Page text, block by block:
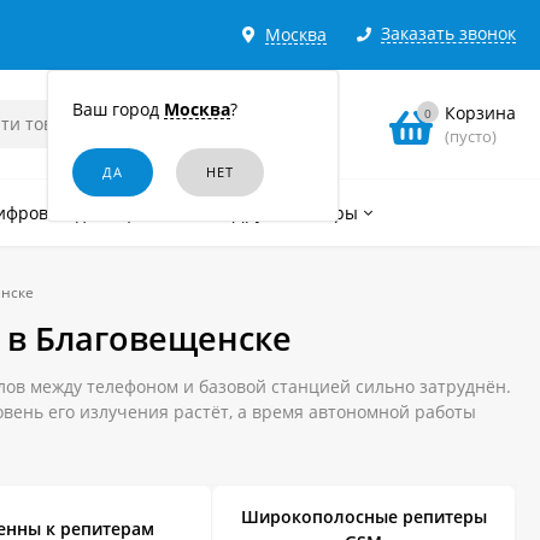
Москва
Ваш город Москва?
Заказать звонок
0 Корзина
(пусто)
диктофоны Другие товары
Благовещенске
между телефоном и базовой станцией сильно затруднён.
его излучения растёт, а время автономной работы
к репитерам
Широкополосные репитеры